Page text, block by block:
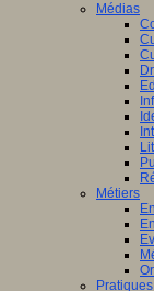
Médias
Métiers